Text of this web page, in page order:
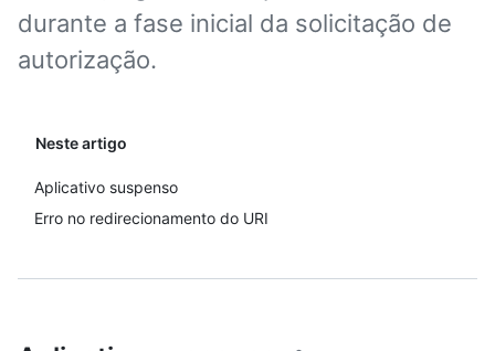
durante a fase inicial da solicitação de
autorização.
Neste artigo
Aplicativo suspenso
Erro no redirecionamento do URI